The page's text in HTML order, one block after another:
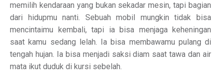
memilih kendaraan yang bukan sekadar mesin, tapi bagian
dari hidupmu nanti. Sebuah mobil mungkin tidak bisa
mencintaimu kembali, tapi ia bisa menjaga keheningan
saat kamu sedang lelah. Ia bisa membawamu pulang di
tengah hujan. Ia bisa menjadi saksi diam saat tawa dan air
mata ikut duduk di kursi sebelah.